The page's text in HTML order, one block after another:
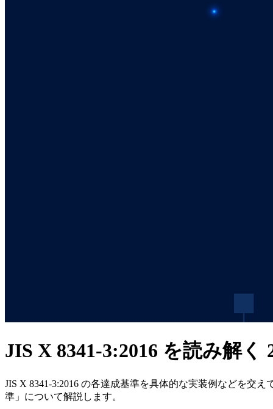
JIS X 8341-3:2016 を読み解く
JIS X 8341-3:2016 の各達成基準を具体的な実装例などを交
準」について解説します。